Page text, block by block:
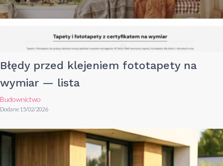
Błędy przed klejeniem fototapety na
wymiar — lista
Budownictwo
Dodane 15/02/2026